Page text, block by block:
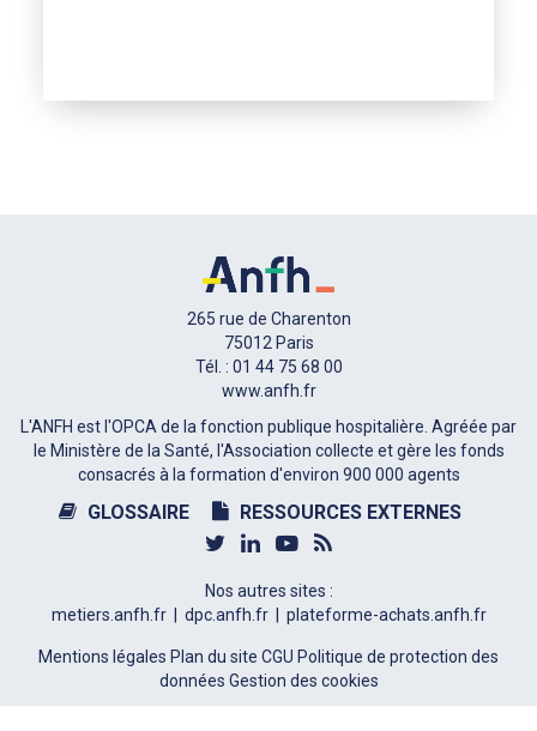
265 rue de Charenton
75012 Paris
Tél. : 01 44 75 68 00
www.anfh.fr
L'ANFH est l'OPCA de la fonction publique hospitalière. Agréée par
le Ministère de la Santé, l'Association collecte et gère les fonds
consacrés à la formation d'environ 900 000 agents
GLOSSAIRE RESSOURCES EXTERNES
Nos autres sites :
metiers.anfh.fr
dpc.anfh.fr plateforme-achats.anfh.fr
Mentions légales Plan du site CGU Politique de protection des
données Gestion des cookies